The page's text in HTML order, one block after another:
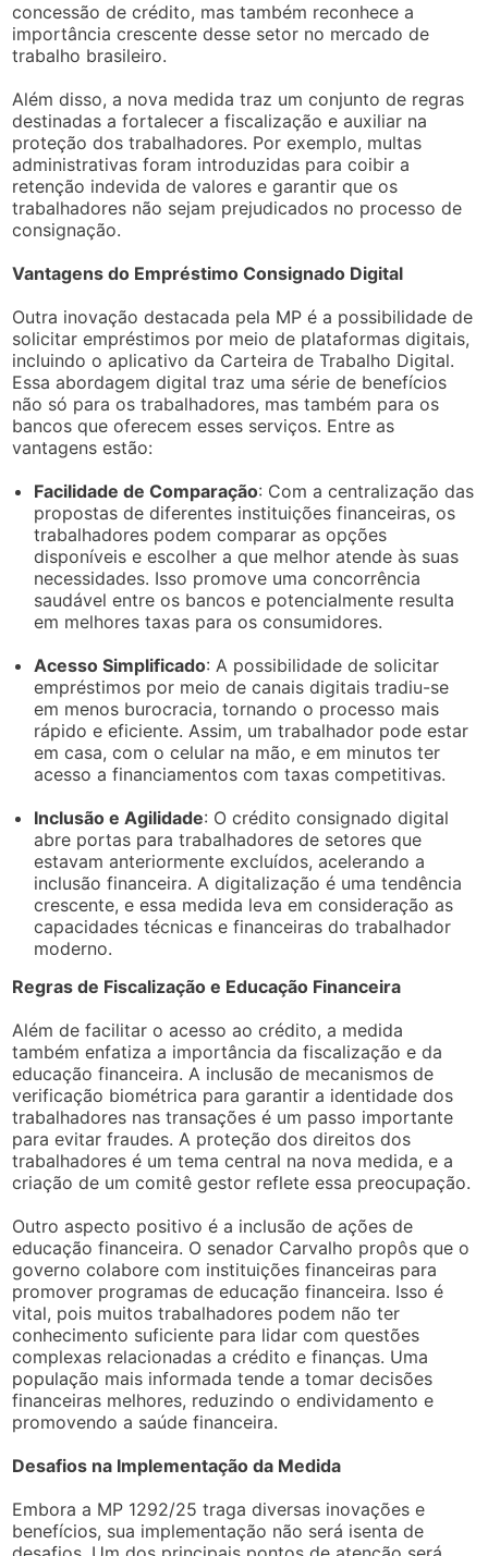
concessão de crédito, mas também reconhece a
importância crescente desse setor no mercado de
trabalho brasileiro.
Além disso, a nova medida traz um conjunto de regras
destinadas a fortalecer a fiscalização e auxiliar na
proteção dos trabalhadores. Por exemplo, multas
administrativas foram introduzidas para coibir a
retenção indevida de valores e garantir que os
trabalhadores não sejam prejudicados no processo de
consignação.
Vantagens do Empréstimo Consignado Digital
Outra inovação destacada pela MP é a possibilidade de
solicitar empréstimos por meio de plataformas digitais,
incluindo o aplicativo da Carteira de Trabalho Digital.
Essa abordagem digital traz uma série de benefícios
não só para os trabalhadores, mas também para os
bancos que oferecem esses serviços. Entre as
vantagens estão:
Facilidade de Comparação: Com a centralização das
propostas de diferentes instituições financeiras, os
trabalhadores podem comparar as opções
disponíveis e escolher a que melhor atende às suas
necessidades. Isso promove uma concorrência
saudável entre os bancos e potencialmente resulta
em melhores taxas para os consumidores.
Acesso Simplificado: A possibilidade de solicitar
empréstimos por meio de canais digitais tradiu-se
em menos burocracia, tornando o processo mais
rápido e eficiente. Assim, um trabalhador pode estar
em casa, com o celular na mão, e em minutos ter
acesso a financiamentos com taxas competitivas.
Inclusão e Agilidade: O crédito consignado digital
abre portas para trabalhadores de setores que
estavam anteriormente excluídos, acelerando a
inclusão financeira. A digitalização é uma tendência
crescente, e essa medida leva em consideração as
capacidades técnicas e financeiras do trabalhador
moderno.
Regras de Fiscalização e Educação Financeira
Além de facilitar o acesso ao crédito, a medida
também enfatiza a importância da fiscalização e da
educação financeira. A inclusão de mecanismos de
verificação biométrica para garantir a identidade dos
trabalhadores nas transações é um passo importante
para evitar fraudes. A proteção dos direitos dos
trabalhadores é um tema central na nova medida, e a
criação de um comitê gestor reflete essa preocupação.
Outro aspecto positivo é a inclusão de ações de
educação financeira. O senador Carvalho propôs que o
governo colabore com instituições financeiras para
promover programas de educação financeira. Isso é
vital, pois muitos trabalhadores podem não ter
conhecimento suficiente para lidar com questões
complexas relacionadas a crédito e finanças. Uma
população mais informada tende a tomar decisões
financeiras melhores, reduzindo o endividamento e
promovendo a saúde financeira.
Desafios na Implementação da Medida
Embora a MP 1292/25 traga diversas inovações e
benefícios, sua implementação não será isenta de